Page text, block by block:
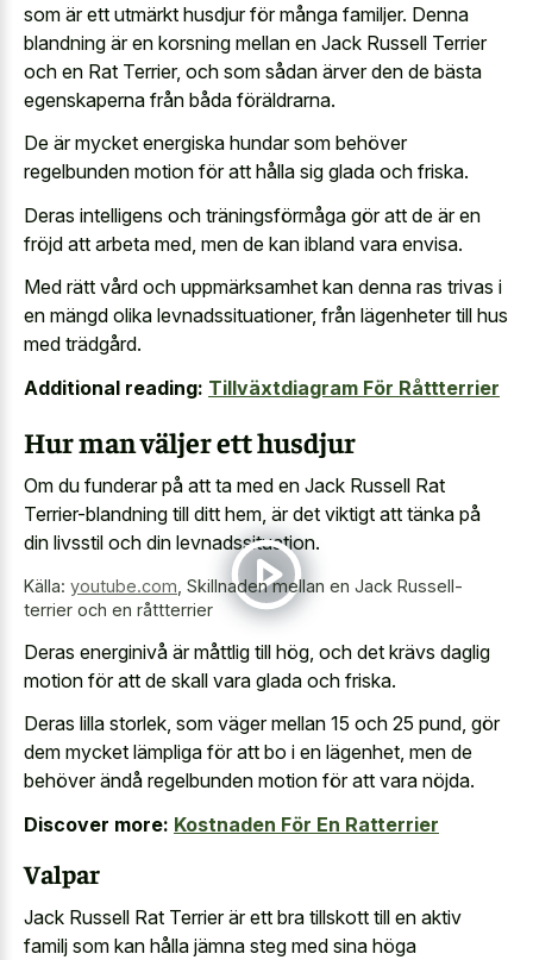
som är ett utmärkt husdjur för många familjer. Denna
blandning är en korsning mellan en Jack Russell Terrier
och en Rat Terrier, och som sådan ärver den de bästa
egenskaperna från båda föräldrarna.
De är mycket energiska hundar som behöver
regelbunden motion för att hålla sig glada och friska.
Deras intelligens och träningsförmåga gör att de är en
fröjd att arbeta med, men de kan ibland vara envisa.
Med rätt vård och uppmärksamhet kan denna ras trivas i
en mängd olika levnadssituationer, från lägenheter till hus
med trädgård.
Additional reading: Tillväxtdiagram För Råttterrier
Hur man väljer ett husdjur
Om du funderar på att ta med en Jack Russell Rat
Terrier-blandning till ditt hem, är det viktigt att tänka på
din livsstil och din levnadssituation.
Källa: youtube.com Skillnaden mellan en Jack Russell-
terrier och en råttterrier
Deras energinivå är måttlig till hög, och det krävs daglig
motion för att de skall vara glada och friska.
Deras lilla storlek, som väger mellan 15 och 25 pund, gör
dem mycket lämpliga för att bo i en lägenhet, men de
behöver ändå regelbunden motion för att vara nöjda.
Discover more: Kostnaden För En Ratterrier
Valpar
Jack Russell Rat Terrier är ett bra tillskott till en aktiv
familj som kan hålla jämna steg med sina höga